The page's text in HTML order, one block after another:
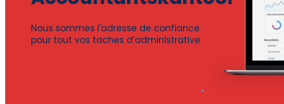
Nous sommes l'adresse de confiance
pour tout vos taches d’administrative